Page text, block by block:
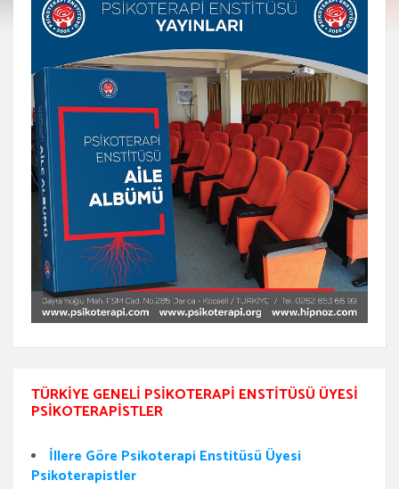
TÜRKIYE GENELI PSIKOTERAPI ENSTITÜSÜ ÜYESI
PSIKOTERAPISTLER
İllere Göre Psikoterapi Enstitüsü Üyesi
Psikoterapistler